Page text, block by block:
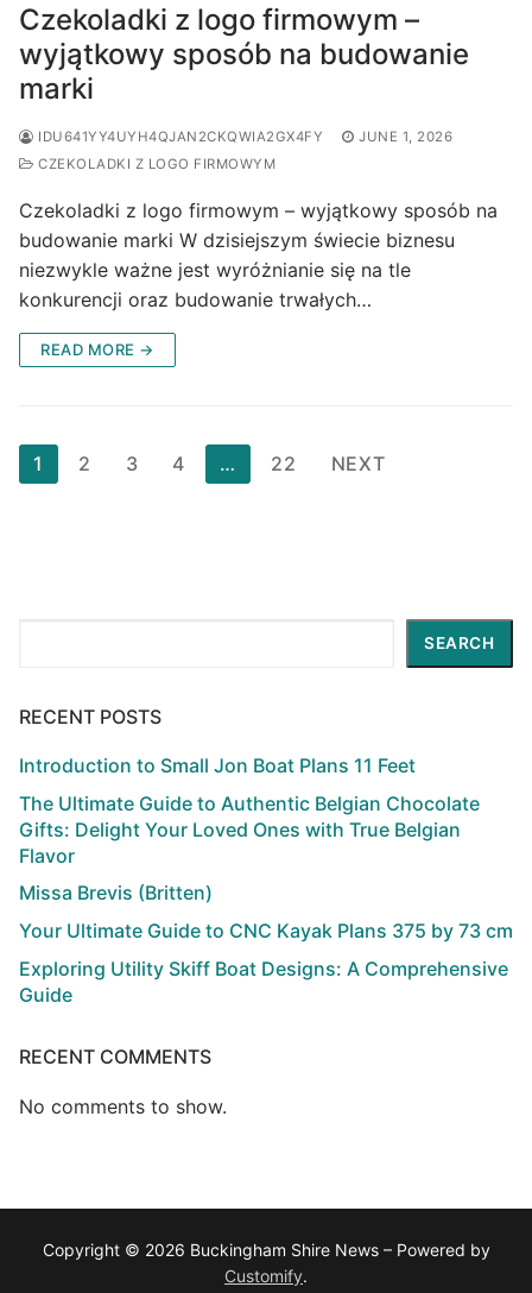
Czekoladki z logo firmowym –
wyjątkowy sposób na budowanie
marki
IDU641YY4UYH4QJAN2CKQWIA2GX4FY
JUNE 1, 2026
CZEKOLADKI Z LOGO FIRMOWYM
Czekoladki z logo firmowym – wyjątkowy sposób na
budowanie marki W dzisiejszym świecie biznesu
niezwykle ważne jest wyróżnianie się na tle
konkurencji oraz budowanie trwałych…
READ MORE →
Posts
pagination
1 2 3 4 … 22 NEXT
SEARCH
RECENT POSTS
Introduction to Small Jon Boat Plans 11 Feet
The Ultimate Guide to Authentic Belgian Chocolate
Gifts: Delight Your Loved Ones with True Belgian
Flavor
Missa Brevis (Britten)
Your Ultimate Guide to CNC Kayak Plans 375 by 73 cm
Exploring Utility Skiff Boat Designs: A Comprehensive
Guide
RECENT COMMENTS
No comments to show.
Copyright © 2026 Buckingham Shire News – Powered by
Customify.